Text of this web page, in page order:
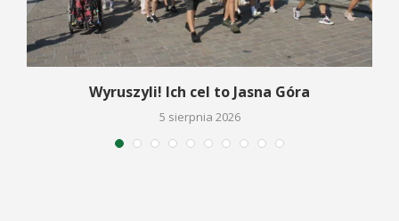
Wyruszyli! Ich cel to Jasna Góra
5 sierpnia 2026